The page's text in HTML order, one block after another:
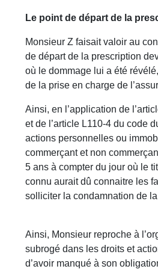
Le point de départ de la
Monsieur Z faisait valoir au
de départ de la prescription
où le dommage lui a été
de la prise en charge de
Ainsi, en l’application de
et de l’article L110-4 du code
actions personnelles ou
commerçant et non
5 ans à compter du jour où le
connu aurait dû connaitre les
solliciter la condamnation de
Ainsi, Monsieur reproche à
subrogé dans les droits et
d’avoir manqué à son